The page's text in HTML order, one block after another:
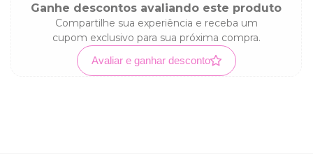
Ganhe descontos avaliando este produto
Compartilhe sua experiência e receba um
cupom exclusivo para sua próxima compra.
Avaliar e ganhar desconto